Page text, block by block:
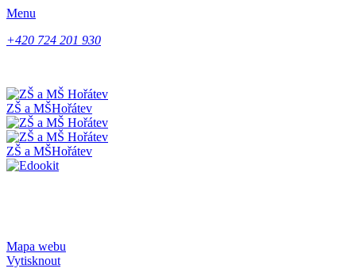
Menu
+420 724 201 930
ZŠ a MŠHořátev
ZŠ a MŠHořátev
Mapa webu
Vytisknout